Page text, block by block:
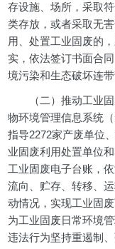
存设施、场所，采取
类存放，或者采取无
用、处置工业固废的
实，依法签订书面合
境污染和生态破坏连带
（二）推动工业固
物环境管理信息系统
指导2272家产废单位
业固废利用处置单位
工业固废电子台账，
流向、贮存、转移、
动情况，实现工业固
为工业固废日常环境
违法行为坚持重遏制